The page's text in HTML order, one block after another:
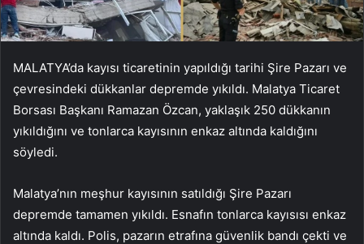
MALATYA’da kayısı ticaretinin yapıldığı tarihi Şire Pazarı ve
çevresindeki dükkanlar depremde yıkıldı. Malatya Ticaret
Borsası Başkanı Ramazan Özcan, yaklaşık 250 dükkanın
yıkıldığını ve tonlarca kayısının enkaz altında kaldığını
söyledi.
Malatya’nın meşhur kayısının satıldığı Şire Pazarı
depremde tamamen yıkıldı. Esnafın tonlarca kayısısı enkaz
altında kaldı. Polis, pazarın etrafına güvenlik bandı çekti ve